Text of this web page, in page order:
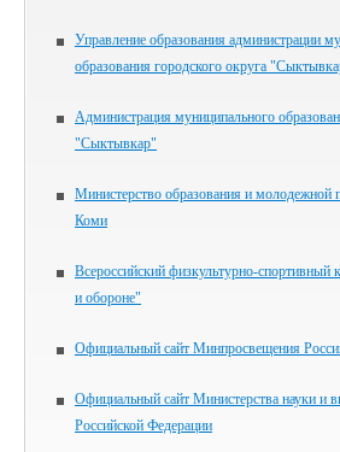
Управление образования администрации
образования городского округа
Администрация муниципального
"Сыктывкар"
Министерство образования и молодежной
Коми
Всероссийский физкультурно-спортивный
и обороне"
Официальный сайт Минпросвещения
Официальный сайт Министерства науки и
Российской Федерации